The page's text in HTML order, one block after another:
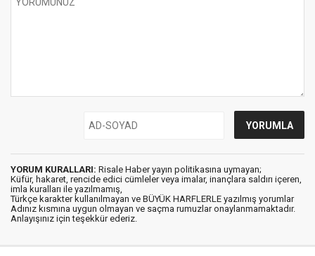
YORUM KURALLARI: Risale Haber yayın politikasına uymayan;
Küfür, hakaret, rencide edici cümleler veya imalar, inançlara saldırı içeren,
imla kuralları ile yazılmamış,
Türkçe karakter kullanılmayan ve BÜYÜK HARFLERLE yazılmış yorumlar
Adınız kısmına uygun olmayan ve saçma rumuzlar onaylanmamaktadır.
Anlayışınız için teşekkür ederiz.